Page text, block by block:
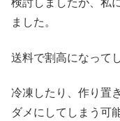
検討しましたが、私
ました。
送料で割高になって
冷凍したり、作り置
ダメにしてしまう可